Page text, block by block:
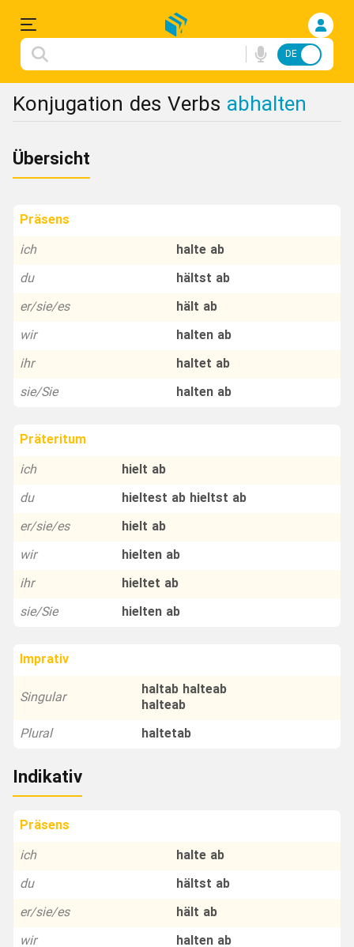
Einloggen
Deutsche
Konjugation
FA
DE
Konjugation des Verbs abhalten
Übersicht
Präsens
ich
halte ab
du
hältst ab
er/sie/es
hält ab
wir
halten ab
ihr
haltet ab
sie/Sie
halten ab
Präteritum
ich
hielt ab
du
hieltest ab hieltst ab
er/sie/es
hielt ab
wir
hielten ab
ihr
hieltet ab
sie/Sie
hielten ab
Imprativ
Singular
haltab halteab
halteab
Plural
haltetab
Indikativ
Präsens
ich
halte ab
du
hältst ab
er/sie/es
hält ab
wir
halten ab